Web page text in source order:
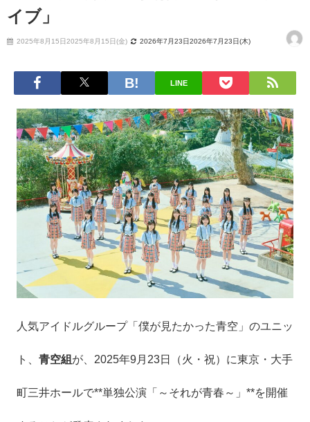
イブ」
2025年8月15日2025年8月15日(金) 2026年7月23日2026年7月23日(木)
LINE
人気アイドルグループ「僕が見たかった青空」のユニッ
ト、 青空組 が、2025年9月23日（火・祝）に東京・大手
町三井ホールで**単独公演「～それが青春～」**を開催